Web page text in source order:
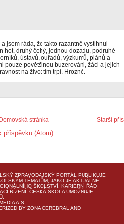
jsem ráda, že takto razantně vystihnul
hot, druhý čehý, jednou dozadu, podruhé
ústavů, ouřadů, výzkumů, plánů a
pouze povětšinou buzerováni, žáci a jejich
na život tím trpí. Hrozné.
Starší
Domovská stránka
příspěvku (Atom)
ZPRAVODAJSKÝ PORTÁL PUBLIKUJE
TÉMATŮM, JAKO JE AKTUÁLNĚ
ŠKOLSTVÍ, KARIÉRNÍ ŘÁD
ŘÍZENÍ. ČESKÁ ŠKOLA UMOŽŇUJE
A.S.
BY ZONA CEREBRAL AND